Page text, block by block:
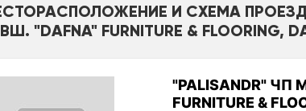
И СХЕМА
"DAFNA" FURNITURE & FLOORING,
"PALISANDR"
FURNITURE &